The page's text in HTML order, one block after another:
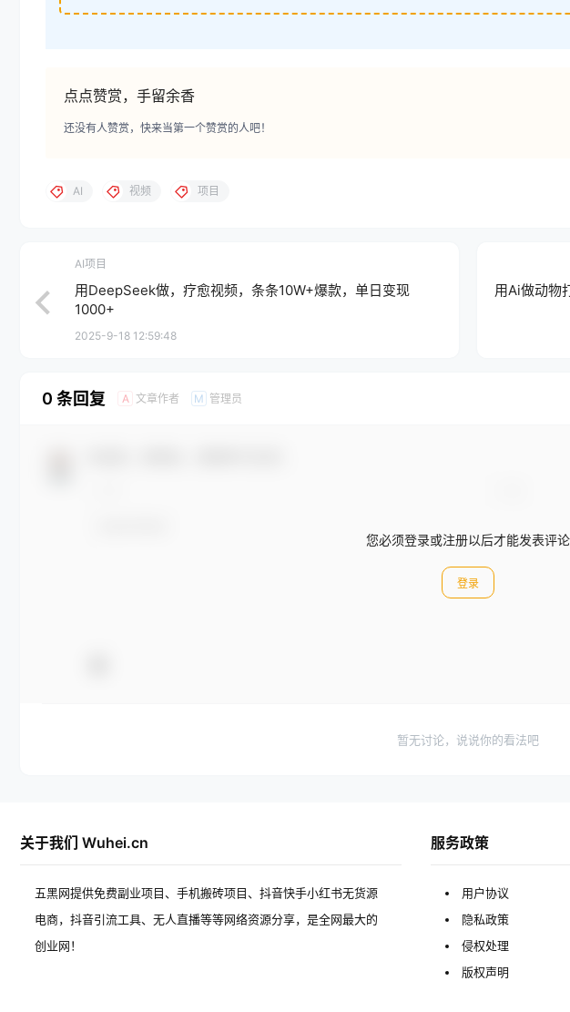
点点赞赏，手留余香
还没有人赞赏，快来当第一个赞赏的人吧！
AI 视频 项目
AI项目
用DeepSeek做，疗愈视频，条条10W+爆款，单日变现
1000+
2025-9-18 12:59:48
用Ai做动物
0 条回复 A 文章作者 M 管理员
您必须登录或注册以后才能发表评论
登录
暂无讨论，说说你的看法吧
关于我们 Wuhei.cn
五黑网提供免费副业项目、手机搬砖项目、抖音快手小红书无货源
电商，抖音引流工具、无人直播等等网络资源分享，是全网最大的
创业网！
服务政策
用户协议
隐私政策
侵权处理
版权声明